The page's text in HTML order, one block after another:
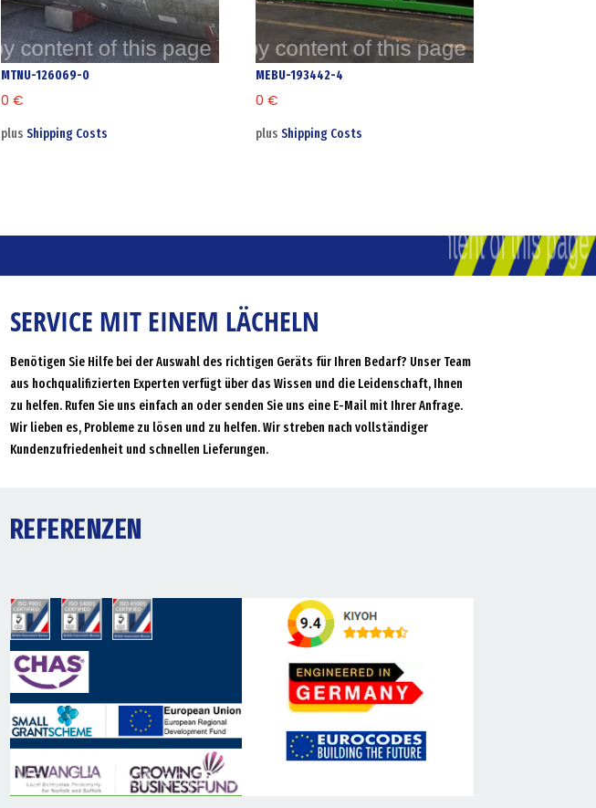
MTNU-126069-0
0€
plusShipping Costs
MEBU-193442-4
0€
plusShipping Costs
SERVICE MIT EINEM LÄCHELN
Benötigen Sie Hilfe bei der Auswahl des richtigen Geräts für Ihren Bedarf? Unser Team
aus hochqualifizierten Experten verfügt über das Wissen und die Leidenschaft, Ihnen
zu helfen. Rufen Sie uns einfach an oder senden Sie uns eine E-Mail mit Ihrer Anfrage.
Wir lieben es, Probleme zu lösen und zu helfen. Wir streben nach vollständiger
Kundenzufriedenheit und schnellen Lieferungen.
REFERENZEN